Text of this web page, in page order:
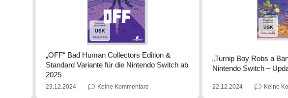
„OFF“ Bad Human Collectors Edition &
Standard Variante für die Nintendo Switch ab
2025
23.12.2024 Keine Kommentare
„Turnip Boy Robs a
Nintendo Switch –
22.12.2024 Keine